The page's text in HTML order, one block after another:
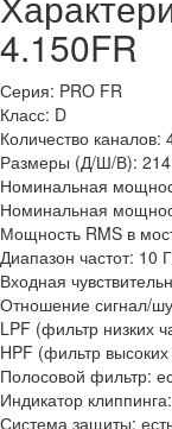
4.150FR
Серия: PRO FR
Класс: D
Количество каналов:
Размеры (Д/Ш/В):
Номинальная
Номинальная
Мощность RMS в
Диапазон частот: 10
Входная
Отношение сигнал/
LPF (фильтр низких
HPF (фильтр
Полосовой фильтр:
Индикатор
Система защиты: